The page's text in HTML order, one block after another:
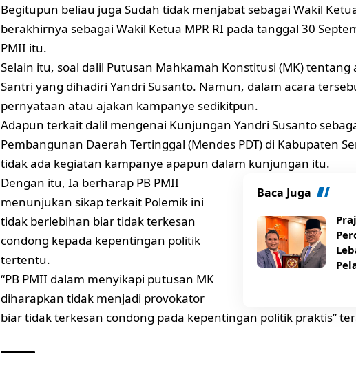
Begitupun beliau juga Sudah tidak menjabat sebagai Wakil
berakhirnya sebagai Wakil Ketua MPR RI pada tanggal 30
PMII itu.
Selain itu, soal dalil Putusan Mahkamah Konstitusi (MK)
Santri yang dihadiri Yandri Susanto. Namun, dalam acara
pernyataan atau ajakan kampanye sedikitpun.
Adapun terkait dalil mengenai Kunjungan Yandri Susanto
Pembangunan Daerah Tertinggal (Mendes PDT) di Kabupaten
tidak ada kegiatan kampanye apapun dalam kunjungan itu.
Baca Juga
Dengan itu, Ia berharap PB PMII
menunjukan sikap terkait Polemik ini
tidak berlebihan biar tidak terkesan
condong kepada kepentingan politik
tertentu.
“PB PMII dalam menyikapi putusan MK
diharapkan tidak menjadi provokator
biar tidak terkesan condong pada kepentingan politik praktis”